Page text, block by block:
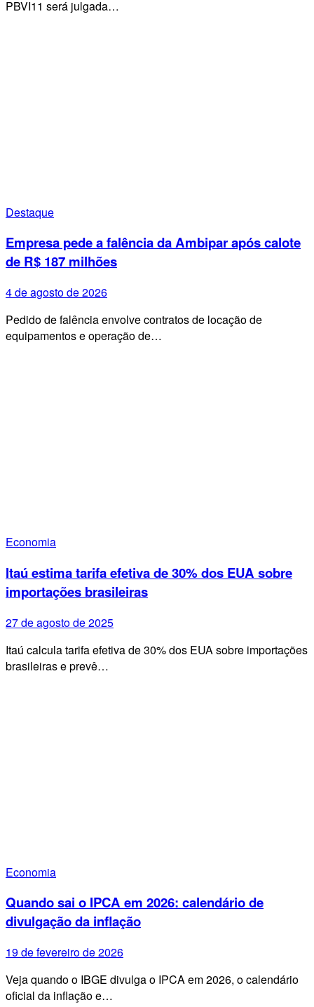
PBVI11 será julgada…
Destaque
Empresa pede a falência da Ambipar após calote
de R$ 187 milhões
4 de agosto de 2026
Pedido de falência envolve contratos de locação de
equipamentos e operação de…
Economia
Itaú estima tarifa efetiva de 30% dos EUA sobre
importações brasileiras
27 de agosto de 2025
Itaú calcula tarifa efetiva de 30% dos EUA sobre importações
brasileiras e prevê…
Economia
Quando sai o IPCA em 2026: calendário de
divulgação da inflação
19 de fevereiro de 2026
Veja quando o IBGE divulga o IPCA em 2026, o calendário
oficial da inflação e…